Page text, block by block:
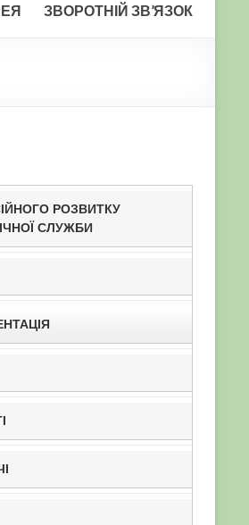
ЗВОРОТНІЙ ЗВ’ЯЗОК
РОЗВИТКУ
СЛУЖБИ